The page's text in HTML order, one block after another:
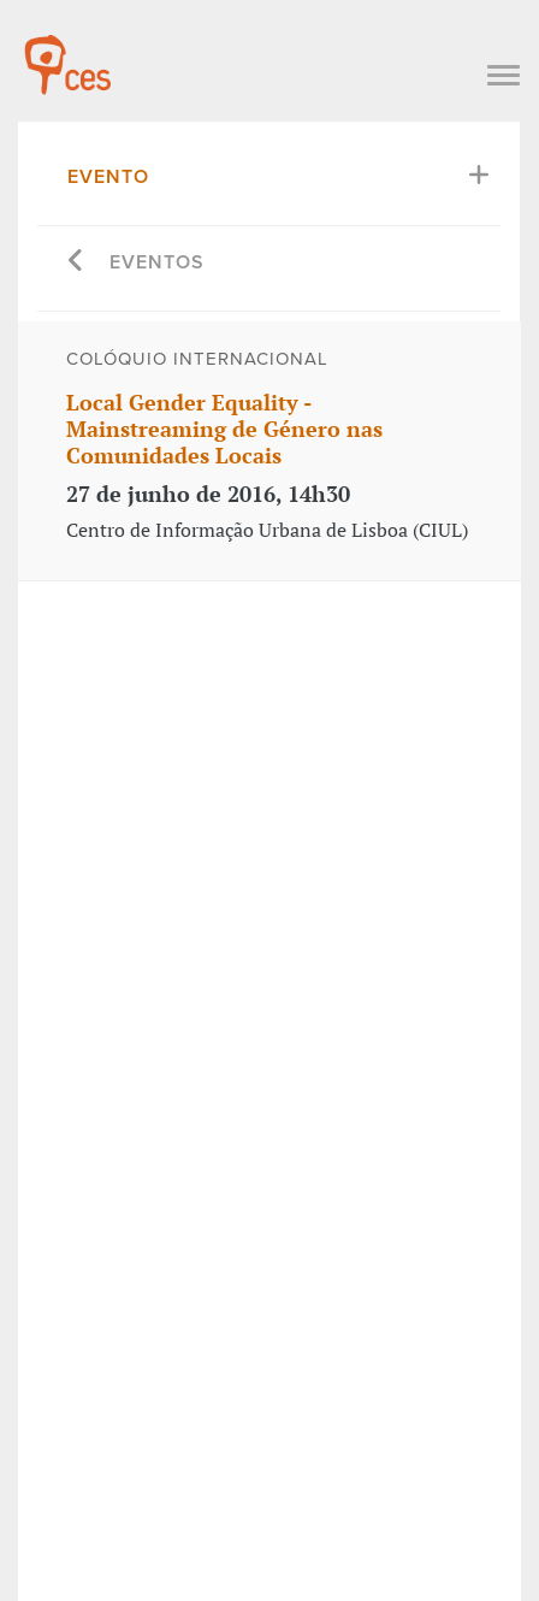
EVENTO
EVENTOS
COLÓQUIO INTERNACIONAL
Local Gender Equality -
Mainstreaming de Género nas
Comunidades Locais
27 de junho de 2016, 14h30
Centro de Informação Urbana de Lisboa (CIUL)